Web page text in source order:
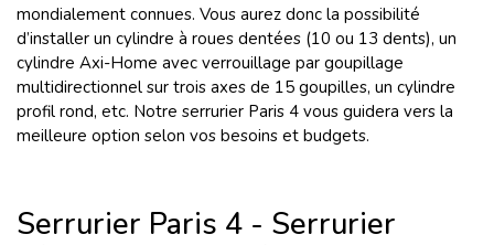
mondialement connues. Vous aurez donc la possibilité
d’installer un cylindre à roues dentées (10 ou 13 dents), un
cylindre Axi-Home avec verrouillage par goupillage
multidirectionnel sur trois axes de 15 goupilles, un cylindre
profil rond, etc. Notre serrurier Paris 4 vous guidera vers la
meilleure option selon vos besoins et budgets.
Serrurier Paris 4 - Serrurier